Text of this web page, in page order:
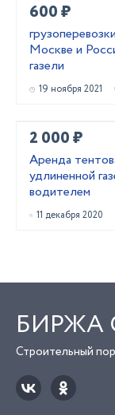
600 ₽
Москве и
газели
19 ноября 2021
2 000 ₽
Аренда
удлиненной
водителем
11 декабря 2020
БИРЖА
Строительный